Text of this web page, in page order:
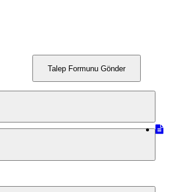
Talep Formunu Gönder